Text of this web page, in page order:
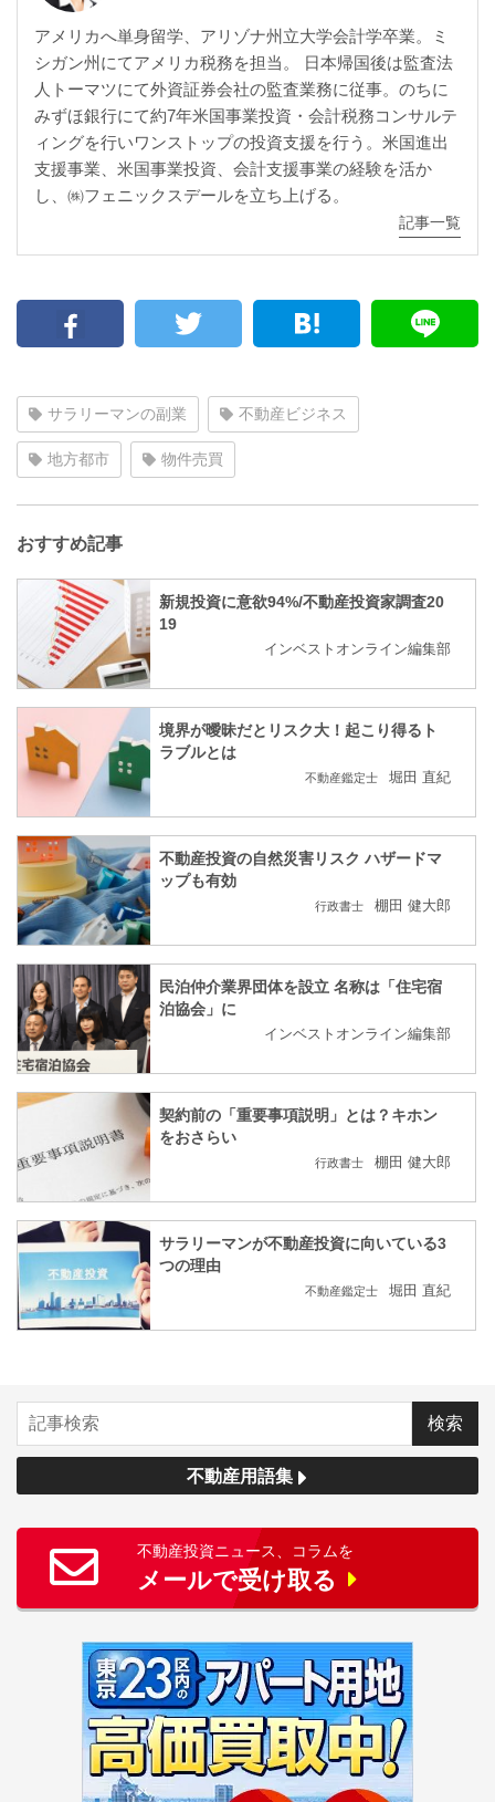
アメリカへ単身留学、アリゾナ州立大学会計学卒業。ミ
シガン州にてアメリカ税務を担当。 日本帰国後は監査法
人トーマツにて外資証券会社の監査業務に従事。のちに
みずほ銀行にて約7年米国事業投資・会計税務コンサルテ
ィングを行いワンストップの投資支援を行う。米国進出
支援事業、米国事業投資、会計支援事業の経験を活か
し、㈱フェニックスデールを立ち上げる。
記事一覧
サラリーマンの副業 不動産ビジネス
地方都市 物件売買
おすすめ記事
新規投資に意欲94%/不動産投資家調査20
19
インベストオンライン編集部
境界が曖昧だとリスク大！起こり得るト
ラブルとは
不動産鑑定士 堀田 直紀
不動産投資の自然災害リスク ハザードマ
ップも有効
行政書士 棚田 健大郎
民泊仲介業界団体を設立 名称は「住宅宿
泊協会」に
インベストオンライン編集部
契約前の「重要事項説明」とは？キホン
をおさらい
行政書士 棚田 健大郎
サラリーマンが不動産投資に向いている3
つの理由
不動産鑑定士 堀田 直紀
不動産用語集
不動産投資ニュース、コラムを
メールで受け取る